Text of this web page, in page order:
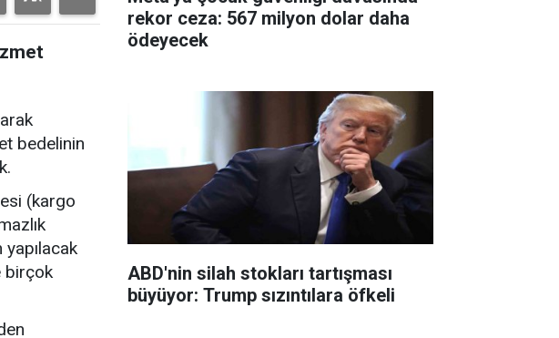
bedelinin
(kargo
birçok
rekor ceza: 567 milyon dolar daha
ödeyecek
ABD'nin silah stokları tartışması
büyüyor: Trump sızıntılara öfkeli